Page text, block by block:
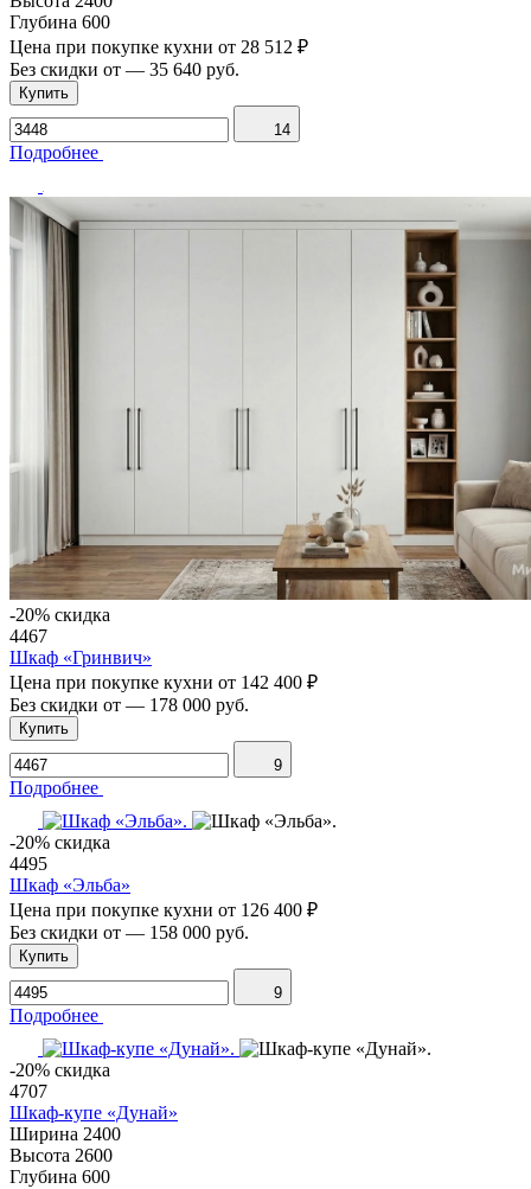
Глубина 600
Цена при покупке кухни от 28 512 ₽
Без скидки от — 35 640 руб.
Купить
14
Подробнее
-20% скидка
4467
Шкаф «Гринвич»
Цена при покупке кухни от 142 400 ₽
Без скидки от — 178 000 руб.
Купить
9
Подробнее
-20% скидка
4495
Шкаф «Эльба»
Цена при покупке кухни от 126 400 ₽
Без скидки от — 158 000 руб.
Купить
9
Подробнее
-20% скидка
4707
Шкаф-купе «Дунай»
Ширина 2400
Высота 2600
Глубина 600